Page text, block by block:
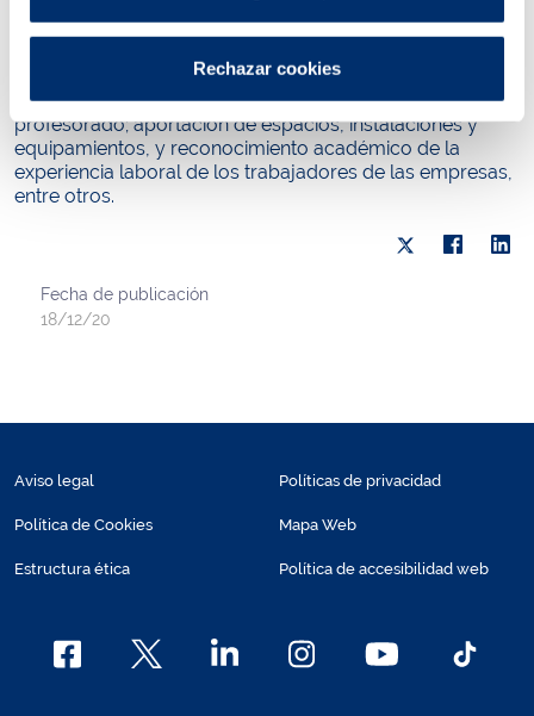
Rechazar cookies
alternancia en los centros de trabajo de Aigües de
Barcelona; aportación de personal experto; formación de
profesorado; aportación de espacios, instalaciones y
equipamientos, y reconocimiento académico de la
experiencia laboral de los trabajadores de las empresas,
entre otros.
Fecha de publicación
18/12/20
Aviso legal
Política de Cookies
Estructura ética
Políticas de privacidad
Mapa Web
Política de accesibilidad web